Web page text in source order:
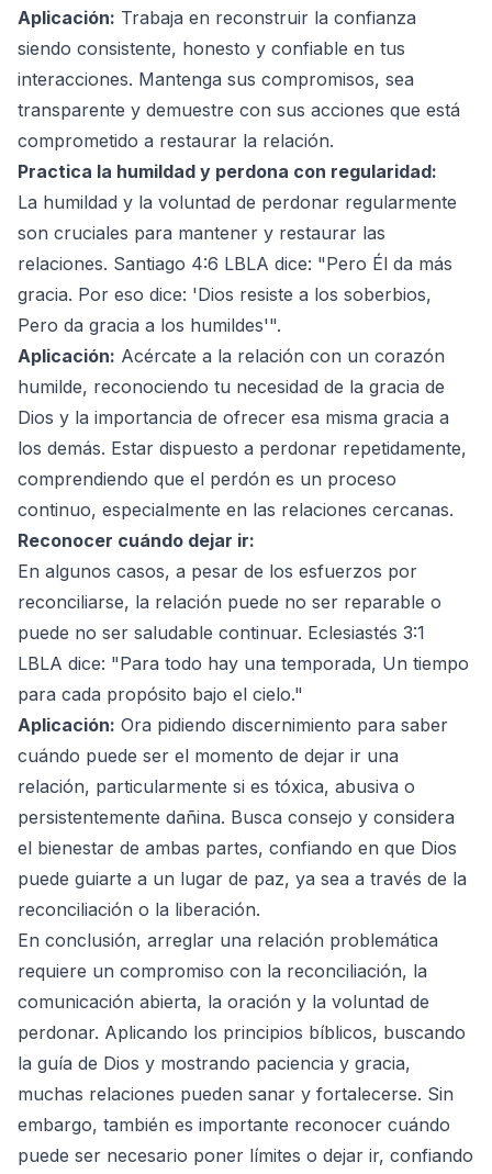
Aplicación: Trabaja en reconstruir la confianza
siendo consistente, honesto y confiable en tus
interacciones. Mantenga sus compromisos, sea
transparente y demuestre con sus acciones que está
comprometido a restaurar la relación.
Practica la humildad y perdona con regularidad:
La humildad y la voluntad de perdonar regularmente
son cruciales para mantener y restaurar las
relaciones. Santiago 4:6 LBLA dice: "Pero Él da más
gracia. Por eso dice: 'Dios resiste a los soberbios,
Pero da gracia a los humildes'".
Aplicación: Acércate a la relación con un corazón
humilde, reconociendo tu necesidad de la gracia de
Dios y la importancia de ofrecer esa misma gracia a
los demás. Estar dispuesto a perdonar repetidamente,
comprendiendo que el perdón es un proceso
continuo, especialmente en las relaciones cercanas.
Reconocer cuándo dejar ir:
En algunos casos, a pesar de los esfuerzos por
reconciliarse, la relación puede no ser reparable o
puede no ser saludable continuar. Eclesiastés 3:1
LBLA dice: "Para todo hay una temporada, Un tiempo
para cada propósito bajo el cielo."
Aplicación: Ora pidiendo discernimiento para saber
cuándo puede ser el momento de dejar ir una
relación, particularmente si es tóxica, abusiva o
persistentemente dañina. Busca consejo y considera
el bienestar de ambas partes, confiando en que Dios
puede guiarte a un lugar de paz, ya sea a través de la
reconciliación o la liberación.
En conclusión, arreglar una relación problemática
requiere un compromiso con la reconciliación, la
comunicación abierta, la oración y la voluntad de
perdonar. Aplicando los principios bíblicos, buscando
la guía de Dios y mostrando paciencia y gracia,
muchas relaciones pueden sanar y fortalecerse. Sin
embargo, también es importante reconocer cuándo
puede ser necesario poner límites o dejar ir, confiando